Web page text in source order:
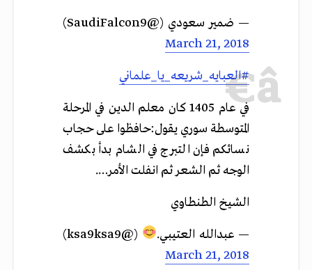
— ضمير سعودي (@SaudiFalcon9)
March 21, 2018
#العبايه_شريعه_يا_علماني
في عام 1405 كان معلم الدين في المرحلة
المتوسطة سوري يقول:حافظوا على حجاب
نسائكم فإن التبرج في الشام بدأ بكشف
الوجه ثم الشعر ثم انفلت الأمر….
الشيخ الطنطاوي
— عبدالله العتيبي.
(@ksa9ksa9)
March 21, 2018